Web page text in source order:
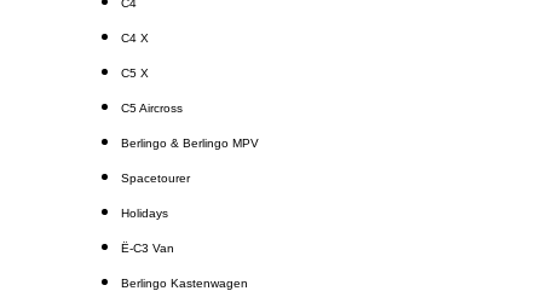
C4 X
C5 X
C5 Aircross
Berlingo & Berlingo MPV
Spacetourer
Holidays
Ë-C3 Van
Berlingo Kastenwagen